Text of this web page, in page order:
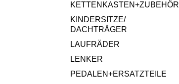
KETTENKASTEN+ZUBEHÖR
KINDERSITZE/
DACHTRÄGER
LAUFRÄDER
LENKER
PEDALEN+ERSATZTEILE